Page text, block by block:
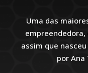
Uma das
assim que
por Ana